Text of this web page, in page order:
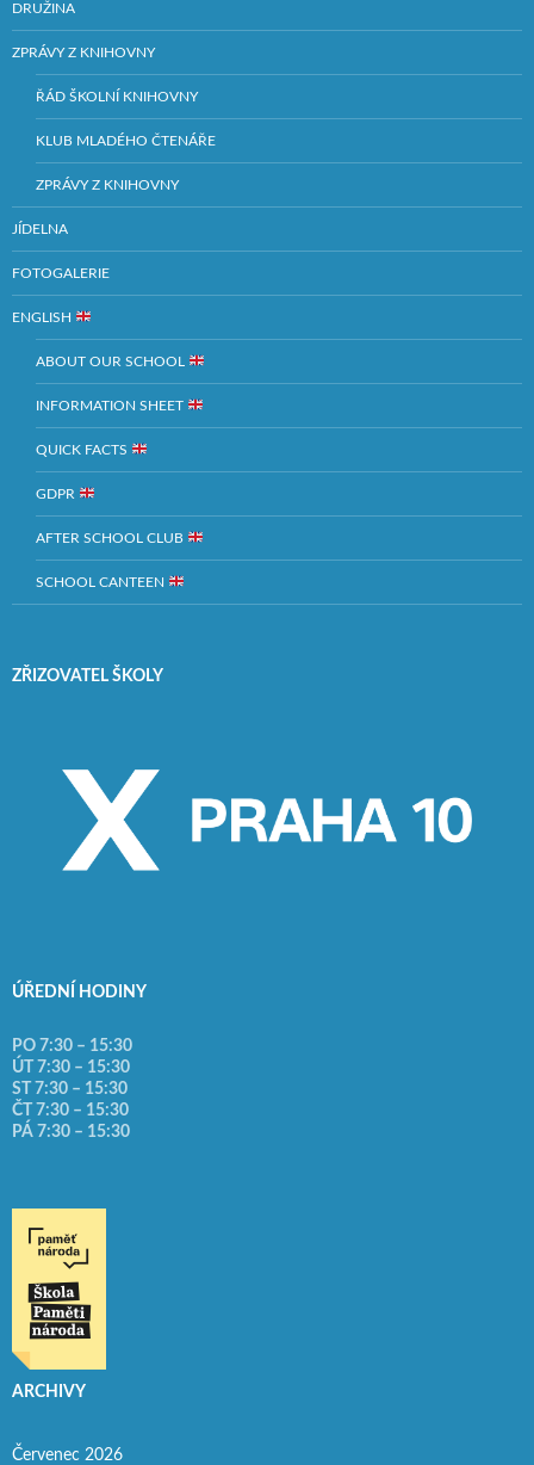
DRUŽINA
ZPRÁVY Z KNIHOVNY
ŘÁD ŠKOLNÍ KNIHOVNY
KLUB MLADÉHO ČTENÁŘE
ZPRÁVY Z KNIHOVNY
JÍDELNA
FOTOGALERIE
ENGLISH
ABOUT OUR SCHOOL
INFORMATION SHEET
QUICK FACTS
GDPR
AFTER SCHOOL CLUB
SCHOOL CANTEEN
ZŘIZOVATEL ŠKOLY
ÚŘEDNÍ HODINY
PO 7:30 – 15:30
ÚT 7:30 – 15:30
ST 7:30 – 15:30
ČT 7:30 – 15:30
PÁ 7:30 – 15:30
ARCHIVY
Červenec 2026